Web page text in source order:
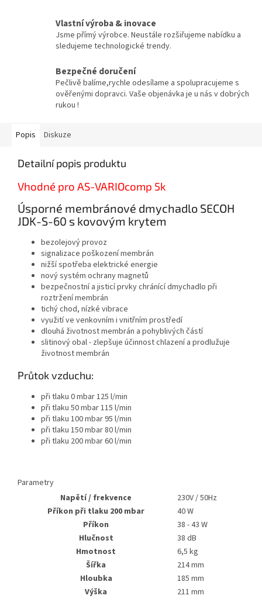
Vlastní výroba & inovace
Jsme přímý výrobce. Neustále rozšiřujeme nabídku a
sledujeme technologické trendy.
Bezpečné doručení
Pečlivě balíme,rychle odesílame a spolupracujeme s
ověřenými dopravci. Vaše objenávka je u nás v dobrých
rukou !
Popis Diskuze
Detailní popis produktu
Vhodné pro AS-VARIOcomp 5k
Úsporné membránové dmychadlo SECOH
JDK-S-60 s kovovým krytem
bezolejový provoz
signalizace poškození membrán
nižší spotřeba elektrické energie
nový systém ochrany magnetů
bezpečnostní a jisticí prvky chránící dmychadlo při
roztržení membrán
tichý chod, nízké vibrace
využití ve venkovním i vnitřním prostředí
dlouhá životnost membrán a pohyblivých částí
slitinový obal - zlepšuje účinnost chlazení a prodlužuje
životnost membrán
Průtok vzduchu:
při tlaku 0 mbar 125 l/min
při tlaku 50 mbar 115 l/min
při tlaku 100 mbar 95 l/min
při tlaku 150 mbar 80 l/min
při tlaku 200 mbar 60 l/min
Parametry
Napětí / frekvence
230V / 50Hz
Příkon při tlaku 200 mbar
40 W
Příkon
38 - 43 W
Hlučnost
38 dB
Hmotnost
6,5 kg
Šířka
214 mm
Hloubka
185 mm
Výška
211 mm